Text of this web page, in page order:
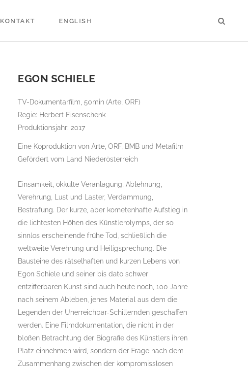
KONTAKT ENGLISH
EGON SCHIELE
TV-Dokumentarfilm, 50min (Arte, ORF)
Regie: Herbert Eisenschenk
Produktionsjahr: 2017
Eine Koproduktion von Arte, ORF, BMB und Metafilm
Gefördert vom Land Niederösterreich
Einsamkeit, okkulte Veranlagung, Ablehnung,
Verehrung, Lust und Laster, Verdammung,
Bestrafung. Der kurze, aber kometenhafte Aufstieg in
die lichtesten Höhen des Künstlerolymps, der so
sinnlos erscheinende frühe Tod, schließlich die
weltweite Verehrung und Heiligsprechung. Die
Bausteine des rätselhaften und kurzen Lebens von
Egon Schiele und seiner bis dato schwer
entzifferbaren Kunst sind auch heute noch, 100 Jahre
nach seinem Ableben, jenes Material aus dem die
Legenden der Unerreichbar-Schillernden geschaffen
werden. Eine Filmdokumentation, die nicht in der
bloßen Betrachtung der Biografie des Künstlers ihren
Platz einnehmen wird, sondern der Frage nach dem
Zusammenhang zwischen der kompromisslosen